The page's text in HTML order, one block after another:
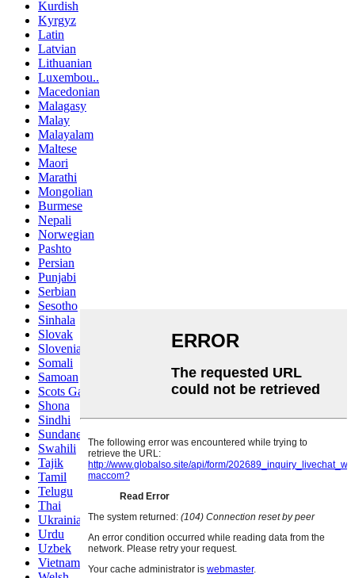
Kurdish
Kyrgyz
Latin
Latvian
Lithuanian
Luxembou..
Macedonian
Malagasy
Malay
Malayalam
Maltese
Maori
Marathi
Mongolian
Burmese
Nepali
Norwegian
Pashto
Persian
Punjabi
Serbian
Sesotho
Sinhala
Slovak
Slovenian
Somali
Samoan
Scots Gaelic
Shona
Sindhi
Sundanese
Swahili
Tajik
Tamil
Telugu
Thai
Ukrainian
Urdu
Uzbek
Vietnamese